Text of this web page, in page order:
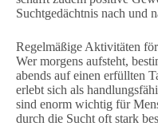
Suchtgedächtnis nach und
Regelmäßige Aktivitäten
Wer morgens aufsteht,
abends auf einen erfüllten
erlebt sich als
sind enorm wichtig für
durch die Sucht oft stark